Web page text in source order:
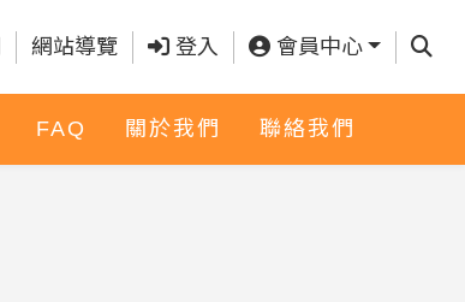
網站導覽 登入 會員中心 查詢
FAQ 關於我們 聯絡我們